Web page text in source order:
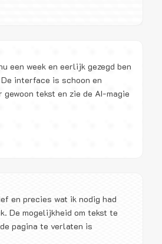
een week en eerlijk gezegd ben
interface is schoon en
tekst en zie de AI-magie
en precies wat ik nodig had
De mogelijkheid om tekst te
pagina te verlaten is